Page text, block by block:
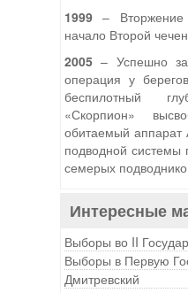
1999– Вторжение
начало Второй
2005– Успешно
операция у
беспилотный
«Скорпион»
обитаемый аппарат
подводной системы
семерых
Интересные
Выборы во II
Выборы в Первую
Дмитревский